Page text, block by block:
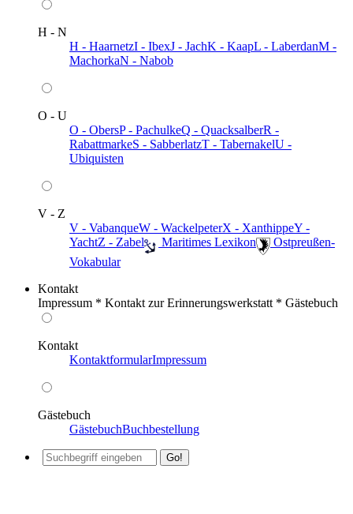
H - N
H - HaarnetzI - IbexJ - JachK - KaapL - LaberdanM -
MachorkaN - Nabob
O - U
O - ObersP - PachulkeQ - QuacksalberR -
RabattmarkeS - SabberlatzT - TabernakelU -
Ubiquisten
V - Z
V - VabanqueW - WackelpeterX - XanthippeY -
YachtZ - Zabel ️ Maritimes Lexikon
️ Ostpreußen-
Vokabular
Kontakt
Impressum * Kontakt zur Erinnerungswerkstatt * Gästebuch
Kontakt
KontaktformularImpressum
Gästebuch
GästebuchBuchbestellung